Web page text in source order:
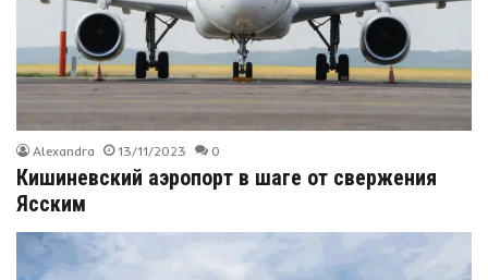
Alexandra 13/11/2023 0
Кишиневский аэропорт в шаге от свержения
Ясским